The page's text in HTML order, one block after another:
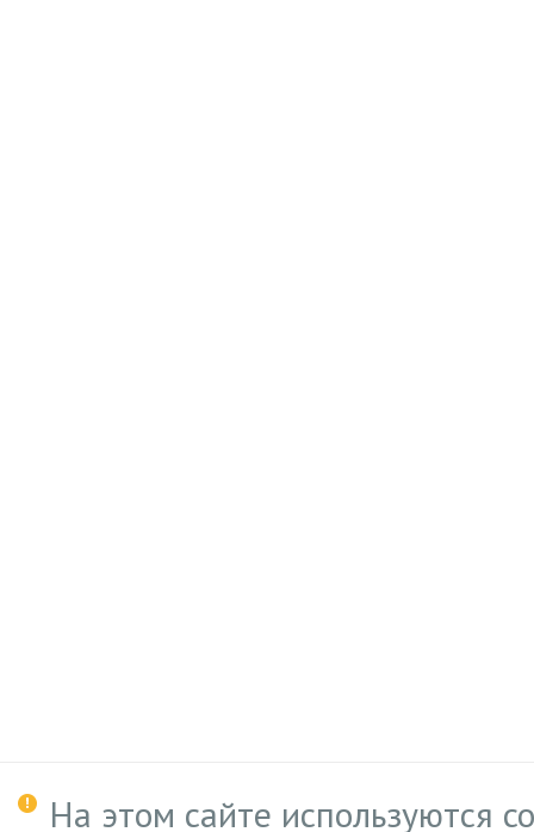
На этом сайте используются